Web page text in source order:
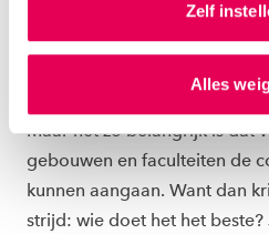
toestemming om cookies voor
gepersonaliseerde
cookiestatement. Via
instellen welke cookies we
toestemming altijd wijzigen of
onscookiestatement.
Zelf
Alles
zonnepanelen op het dak.”
zichtbaar wordt wat jouw
Maar net zo belangrijk is dat
gebouwen en faculteiten de
kunnen aangaan. Want dan
strijd: wie doet het het beste?